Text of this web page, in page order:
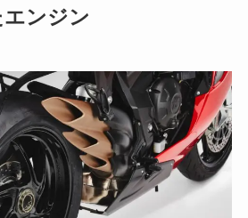
ンジン